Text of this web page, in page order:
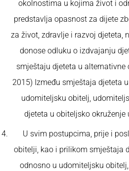
okolnostima u kojima život i
predstavlja opasnost za dijete
za život, zdravlje i razvoj djeteta,
donose odluku o izdvajanju
smještaju djeteta u alternativne
2015) Između smještaja djeteta
udomiteljsku obitelj,
djeteta u obiteljsko okruženje
U svim postupcima, prije i
obitelji, kao i prilikom smještaja
odnosno u udomiteljsku